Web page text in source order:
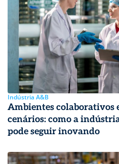
Indústria A&B
Ambientes colaborativos
cenários: como a
pode seguir inovando